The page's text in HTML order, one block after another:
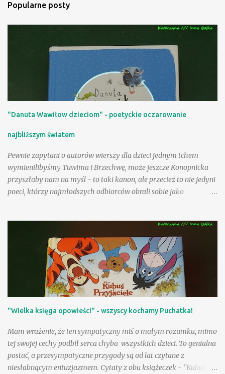
z
e
Popularne posty
"Danuta Wawiłow dzieciom" - poetyckie oczarowanie
najbliższym światem
Pewnie zapytani o autorów wierszy dla dzieci jednym tchem
wymienilibyśmy Tuwima i Brzechwę, może jeszcze Konopnicka
przyszłaby nam na myśl - to taki kanon, ale przecież to nie jedyni
poeci, którzy najmłodszych odbiorców obrali sobie jako
Juliana Tuwima, po pozycjach zawierających teksty Wandy
Chotomskiej i Ludwika Jerzego Kerna, mamy teraz okazję
rozczytać się w wierszach i prozie Danuty Wawiłow. Zdarzyło się
nam już na tej stronie polecać wiersze poetki inspirowane
folklorem angielskim , pisałam także o sympatycznej lekturze
sennym marzeniom poświęconej ilustrowanej przez Jolę Richter-
Magnuszewską , zatem sięgnięcie po tom "Danuta Wawiłow
dzieciom" było jak spotkanie z dobrymi, bardzo lubianymi
(wyznam, że my właśnie do nich należymy), ale są pewnie tacy,
którzy lubią je, choć tego so...
"Wielka księga opowieści" - wszyscy kochamy Puchatka!
Mam wrażenie, że ten sympatyczny miś o małym rozumku, mimo
tej swojej cechy podbił serca chyba wszystkich dzieci. To genialna
postać, a przesympatyczne przygody są od lat czytane z
niesłabnącym entuzjazmem. Cytaty z obu książeczek - "Kubusia